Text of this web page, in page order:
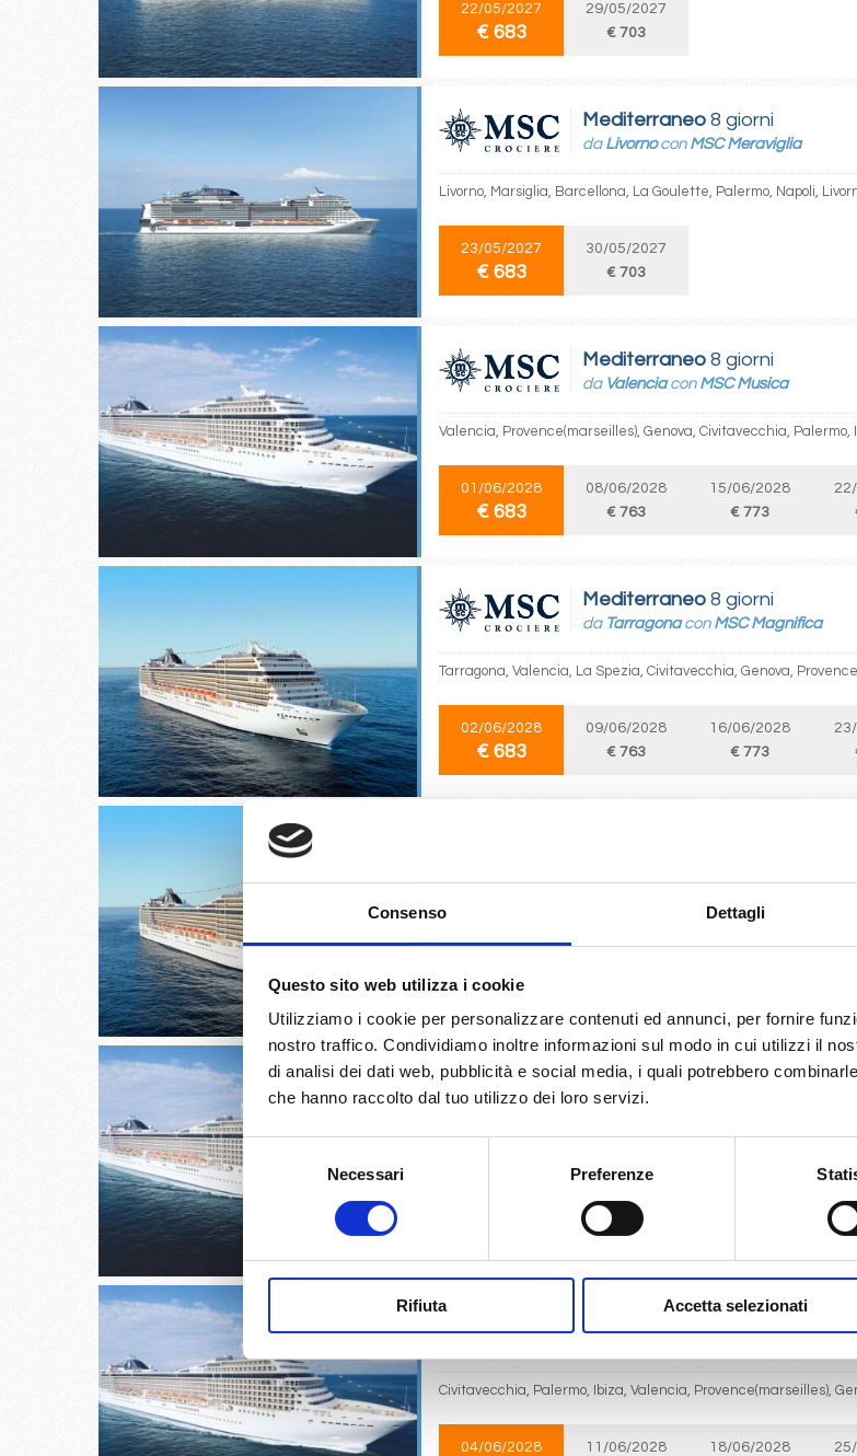
Consenso Dettagli
Questo sito web utilizza i cookie
Utilizziamo i cookie per personalizzare contenuti ed annunci, per fornire
nostro traffico. Condividiamo inoltre informazioni sul modo in cui utilizzi il
di analisi dei dati web, pubblicità e social media, i quali potrebbero
che hanno raccolto dal tuo utilizzo dei loro servizi.
Selezione
consenso
Necessari Preferenze
Rifiuta Accetta selezionati
22/05/2027
€ 683
29/05/2027
€ 703
Mediterraneo 8 giorni
da Livornocon MSC Meraviglia
Livorno, Marsiglia, Barcellona, La Goulette, Palermo, Napoli,
23/05/2027
€ 683
30/05/2027
€ 703
Mediterraneo 8 giorni
da Valenciacon MSC Musica
Valencia, Provence(marseilles), Genova, Civitavecchia, Palermo,
01/06/2028
€ 683
08/06/2028
€ 763
15/06/2028
€ 773
Mediterraneo 8 giorni
da Tarragonacon MSC Magnifica
Tarragona, Valencia, La Spezia, Civitavecchia, Genova,
02/06/2028
€ 683
09/06/2028
€ 763
16/06/2028
€ 773
Valencia, La Spezia, Civitavecchia, Genova,
€ 683
Mediterraneo8 giorni
daGenova
10/06/2028
€ 763
24/
Mediterraneo8 giorni
Civitavecchia, Palermo, Ibiza, Valencia, Provence(marseilles),
04/06/2028
11/06/2028
18/06/2028